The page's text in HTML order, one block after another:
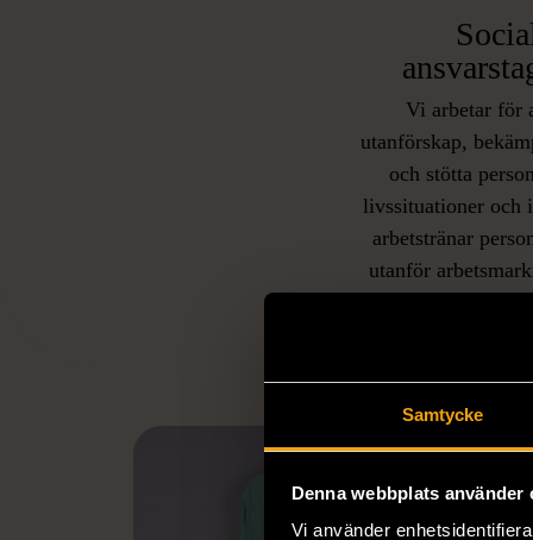
Samtycke
Denna webbplats använder
Vi använder
Vi arbetar för
utanförskap,
och stötta
livssituationer och
arbetstränar
utanför